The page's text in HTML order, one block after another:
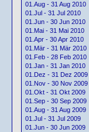
01.Aug - 31 Aug 2010
01.Jul - 31 Jul 2010
01.Jun - 30 Jun 2010
01.Mai - 31 Mai 2010
01.Apr - 30 Apr 2010
01.Mär - 31 Mär 2010
01.Feb - 28 Feb 2010
01.Jan - 31 Jan 2010
01.Dez - 31 Dez 2009
01.Nov - 30 Nov 2009
01.Okt - 31 Okt 2009
01.Sep - 30 Sep 2009
01.Aug - 31 Aug 2009
01.Jul - 31 Jul 2009
01.Jun - 30 Jun 2009